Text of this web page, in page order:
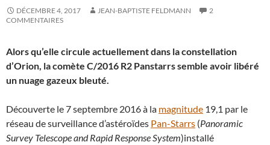
DÉCEMBRE 4, 2017 JEAN-BAPTISTE FELDMANN
2
COMMENTAIRES
Alors qu’elle circule actuellement dans la constellation
d’Orion, la comète C/2016 R2 Panstarrs semble avoir libéré
un nuage gazeux bleuté.
Découverte le 7 septembre 2016 à la magnitude 19,1 par le
réseau de surveillance d’astéroïdes Pan-Starrs (Panoramic
Survey Telescope and Rapid Response System)installé